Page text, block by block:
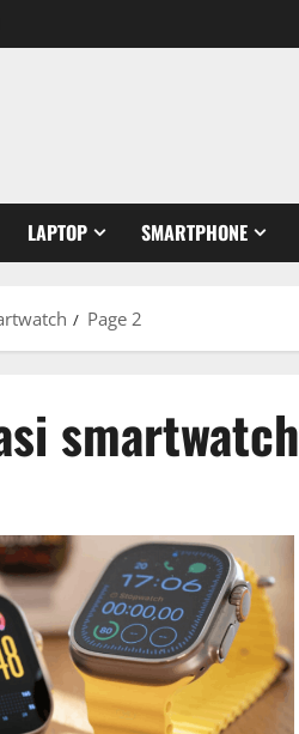
LAPTOP SMARTPHONE
Page 2
smartwatch